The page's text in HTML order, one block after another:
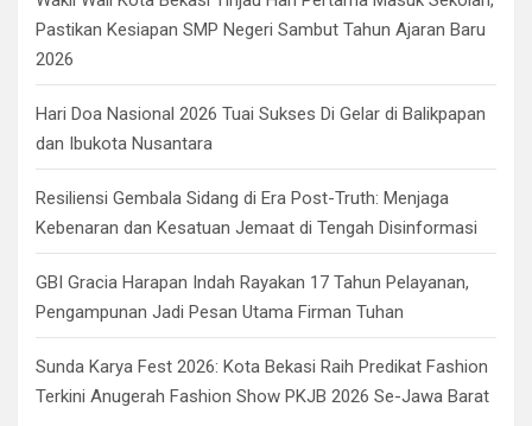
Pastikan Kesiapan SMP Negeri Sambut Tahun Ajaran Baru
2026
Hari Doa Nasional 2026 Tuai Sukses Di Gelar di Balikpapan
dan Ibukota Nusantara
Resiliensi Gembala Sidang di Era Post-Truth: Menjaga
Kebenaran dan Kesatuan Jemaat di Tengah Disinformasi
GBI Gracia Harapan Indah Rayakan 17 Tahun Pelayanan,
Pengampunan Jadi Pesan Utama Firman Tuhan
Sunda Karya Fest 2026: Kota Bekasi Raih Predikat Fashion
Terkini Anugerah Fashion Show PKJB 2026 Se-Jawa Barat